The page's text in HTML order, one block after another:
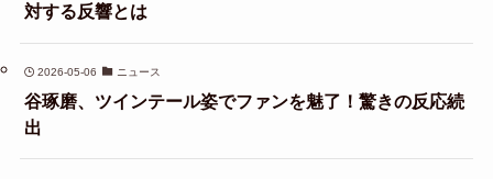
対する反響とは
2026-05-06 ニュース
谷琢磨、ツインテール姿でファンを魅了！驚きの反応続
出